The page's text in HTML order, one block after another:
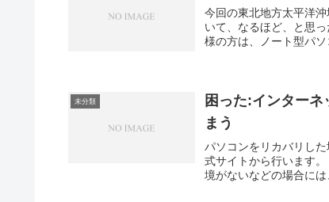
今回の東北地方太平洋
いて、なるほど、と思
様の方は、ノート型パ
未分類
困った:インター
まう
パソコンをリカバリし
式サイトから行います
境がないなどの場合には